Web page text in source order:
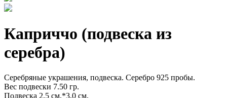
Каприччо (подвеска из
серебра)
Серебряные украшения, подвеска. Серебро 925 пробы.
Вес подвески 7.50 гр.
Подвеска 2,5 см.*3,0 см.